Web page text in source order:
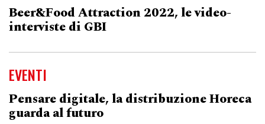
Beer&Food Attraction 2022, le video-
interviste di GBI
EVENTI
Pensare digitale, la distribuzione Horeca
guarda al futuro